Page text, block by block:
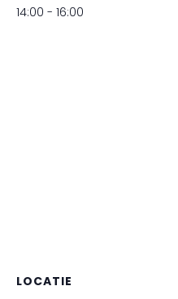
14:00 - 16:00
LOCATIE